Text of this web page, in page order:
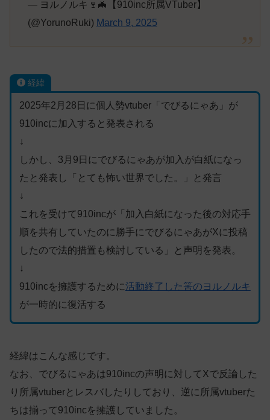
— ヨルノルキ🍷🦇【910inc所属VTuber】
(@YorunoRuki) March 9, 2025
経緯
2025年2月28日に個人勢vtuber「でびるにゃあ」が
910incに加入すると発表される
↓
しかし、3月9日にでびるにゃあが加入が白紙になっ
たと発表し「とても怖い世界でした。」と発言
↓
これを受けて910incが「加入白紙になった後の対応手
順を共有していたのに勝手にでびるにゃあがXに投稿
したので法的措置も検討している」と声明を発表。
↓
910incを擁護するために活動終了した筈のヨルノルキ
が一時的に復活する
経緯はこんな感じです。
なお、でびるにゃあは910incの声明に対してXで反論した
り所属vtuberとレスバしたりしており、逆に所属vtuberた
ちは揃って910incを擁護していました。